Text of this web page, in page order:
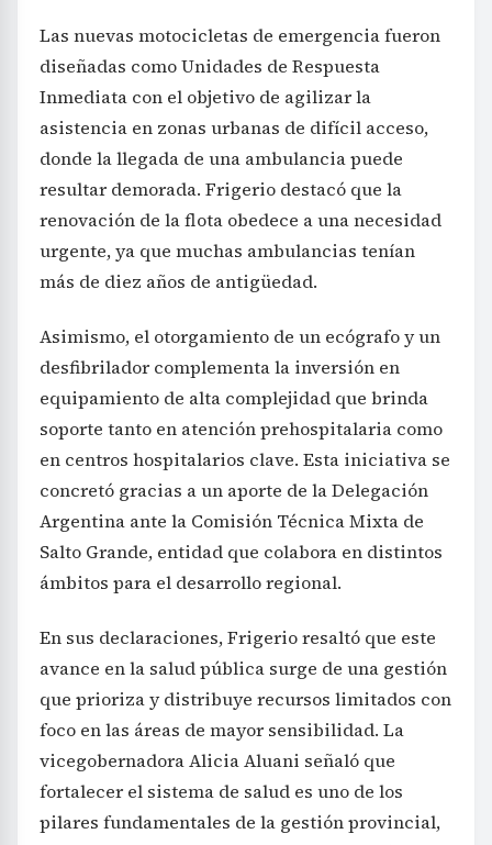
Las nuevas motocicletas de emergencia fueron
diseñadas como Unidades de Respuesta
Inmediata con el objetivo de agilizar la
asistencia en zonas urbanas de difícil acceso,
donde la llegada de una ambulancia puede
resultar demorada. Frigerio destacó que la
renovación de la flota obedece a una necesidad
urgente, ya que muchas ambulancias tenían
más de diez años de antigüedad.
Asimismo, el otorgamiento de un ecógrafo y un
desfibrilador complementa la inversión en
equipamiento de alta complejidad que brinda
soporte tanto en atención prehospitalaria como
en centros hospitalarios clave. Esta iniciativa se
concretó gracias a un aporte de la Delegación
Argentina ante la Comisión Técnica Mixta de
Salto Grande, entidad que colabora en distintos
ámbitos para el desarrollo regional.
En sus declaraciones, Frigerio resaltó que este
avance en la salud pública surge de una gestión
que prioriza y distribuye recursos limitados con
foco en las áreas de mayor sensibilidad. La
vicegobernadora Alicia Aluani señaló que
fortalecer el sistema de salud es uno de los
pilares fundamentales de la gestión provincial,